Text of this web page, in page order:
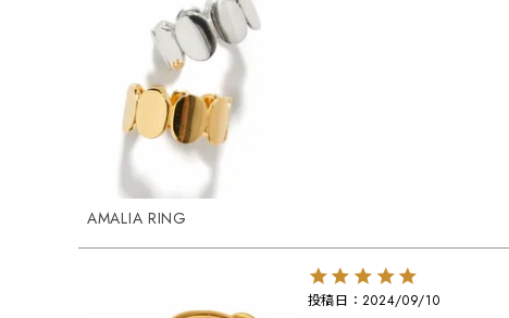
AMALIA RING
投稿日 2024/09/10